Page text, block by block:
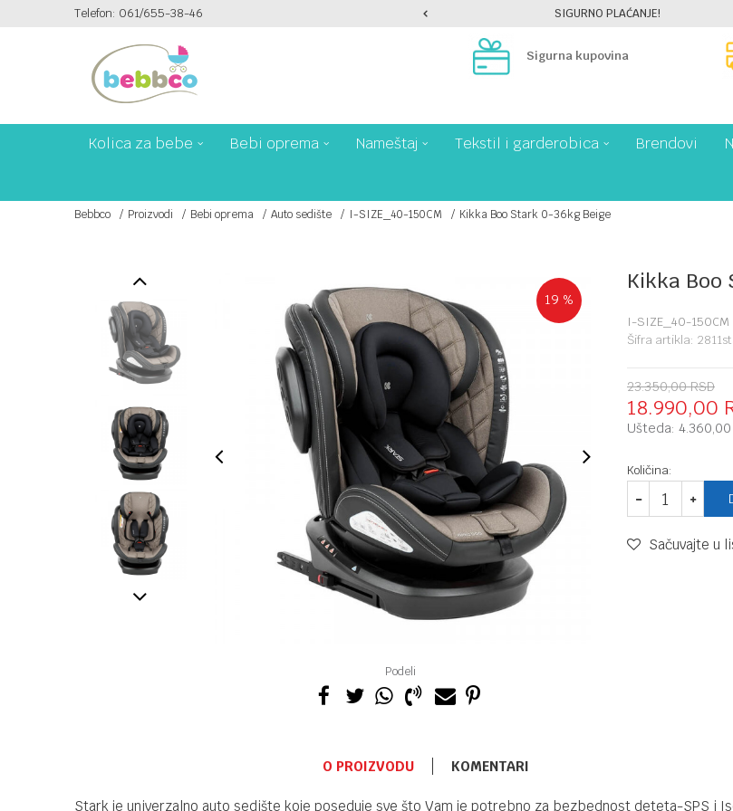
Telefon: 061/655-38-46PLAĆANJE PLATNIM KARTICAMA NA 6 RATA! SIGURNO PLAĆANJE!
Sigurna kupovina
Kolica za bebe Bebi oprema Nameštaj Tekstil i garderobica Brendovi
Bebbco Proizvodi Bebi oprema Auto sedište I-SIZE_40-150CM Kikka Boo Stark 0-36kg Beige
19 %
Podeli
Kikka Boo
I-SIZE_40-150CM
Šifra artikla:
23.350,00 RSD
18.990,00
Ušteda: 4.360,00
Količina:
Sačuvajte u
O PROIZVODU KOMENTARI
Stark je univerzalno auto sedište koje poseduje sve što Vam je potrebno za bezbednost deteta-SPS i
I-SIZE_40-150CM